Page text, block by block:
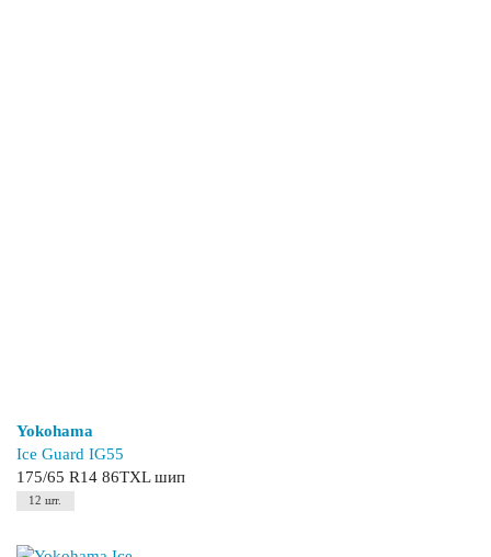
Yokohama
Ice Guard IG55
175/65 R14 86TXL шип
12 шт.